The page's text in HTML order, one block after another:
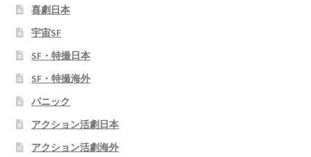
喜劇日本
宇宙SF
SF・特撮日本
SF・特撮海外
パニック
アクション活劇日本
アクション活劇海外